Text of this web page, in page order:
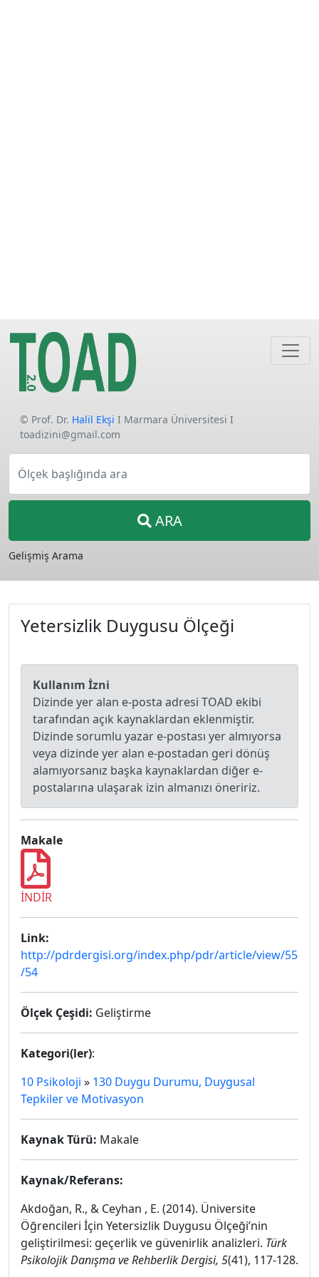
© Prof. Dr. Halil Ekşi I Marmara Üniversitesi I
toadizini@gmail.com
Ölçek başlığında ara
ARA
Gelişmiş Arama
Yetersizlik Duygusu Ölçeği
Kullanım İzni
Dizinde yer alan e-posta adresi TOAD ekibi
tarafından açık kaynaklardan eklenmiştir.
Dizinde sorumlu yazar e-postası yer almıyorsa
veya dizinde yer alan e-postadan geri dönüş
alamıyorsanız başka kaynaklardan diğer e-
postalarına ulaşarak izin almanızı öneririz.
Makale
İNDİR
Link:
http://pdrdergisi.org/index.php/pdr/article/view/55
/54
Ölçek Çeşidi: Geliştirme
Kategori(ler):
10 Psikoloji » 130 Duygu Durumu, Duygusal
Tepkiler ve Motivasyon
Kaynak Türü: Makale
Kaynak/Referans:
Akdoğan, R., & Ceyhan , E. (2014). Üniversite
Öğrencileri İçin Yetersizlik Duygusu Ölçeği’nin
geliştirilmesi: geçerlik ve güvenirlik analizleri. Türk
Psikolojik Danışma ve Rehberlik Dergisi, 5(41), 117-128.